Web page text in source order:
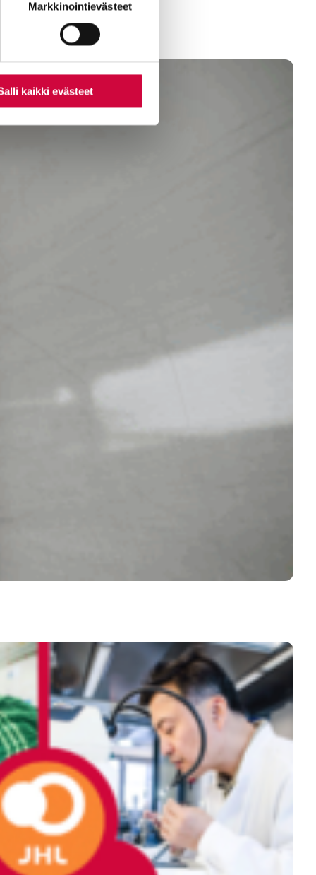
Markkinointievästeet
kaikki evästeet